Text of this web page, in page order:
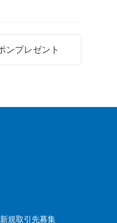
ンプレゼント
新規取引先募集